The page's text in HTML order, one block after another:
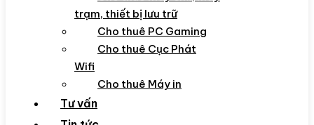
trạm, thiết bị lưu trữ
Cho thuê PC Gaming
Cho thuê Cục Phát
Wifi
Cho thuê Máy in
Tư vấn